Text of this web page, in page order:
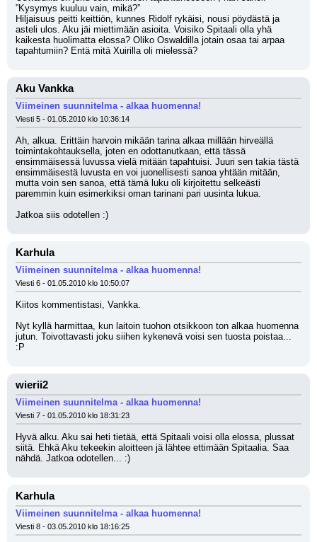
”Kysymys kuuluu vain, mikä?”
Hiljaisuus peitti keittiön, kunnes Ridolf rykäisi, nousi pöydästä ja
asteli ulos. Aku jäi miettimään asioita. Voisiko Spitaali olla yhä
kaikesta huolimatta elossa? Oliko Oswaldilla jotain osaa tai arpaa
tapahtumiin? Entä mitä Xuirilla oli mielessä?
Aku Vankka
Viimeinen suunnitelma - alkaa huomenna!
Viesti 5 - 01.05.2010 klo 10:36:14
Ah, alkua. Erittäin harvoin mikään tarina alkaa millään hirveällä
toimintakohtauksella, joten en odottanutkaan, että tässä
ensimmäisessä luvussa vielä mitään tapahtuisi. Juuri sen takia tästä
ensimmäisestä luvusta en voi juonellisesti sanoa yhtään mitään,
mutta voin sen sanoa, että tämä luku oli kirjoitettu selkeästi
paremmin kuin esimerkiksi oman tarinani pari uusinta lukua.
Jatkoa siis odotellen :)
Karhula
Viimeinen suunnitelma - alkaa huomenna!
Viesti 6 - 01.05.2010 klo 10:50:07
Kiitos kommentistasi, Vankka.
Nyt kyllä harmittaa, kun laitoin tuohon otsikkoon ton alkaa huomenna
jutun. Toivottavasti joku siihen kykenevä voisi sen tuosta poistaa...
:P
wierii2
Viimeinen suunnitelma - alkaa huomenna!
Viesti 7 - 01.05.2010 klo 18:31:23
Hyvä alku. Aku sai heti tietää, että Spitaali voisi olla elossa, plussat
siitä. Ehkä Aku tekeekin aloitteen jä lähtee ettimään Spitaalia. Saa
nähdä. Jatkoa odotellen... :)
Karhula
Viimeinen suunnitelma - alkaa huomenna!
Viesti 8 - 03.05.2010 klo 18:16:25